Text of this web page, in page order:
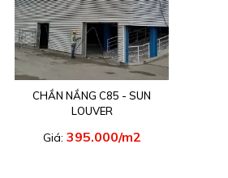
CHẮN NẮNG C85 - SUN
LOUVER
Giá: 395.000/m2